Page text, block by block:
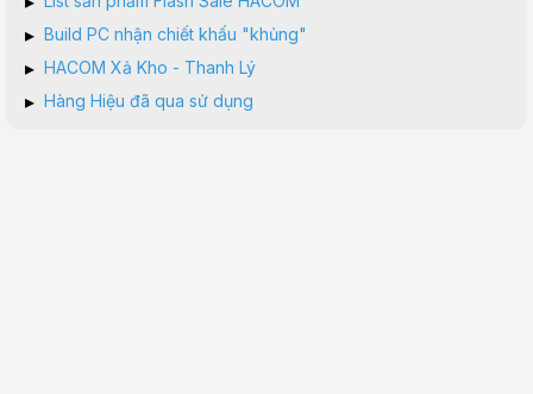
▸ Build PC nhận chiết khấu "khủng"
▸ HACOM Xả Kho - Thanh Lý
▸ Hàng Hiệu đã qua sử dụng